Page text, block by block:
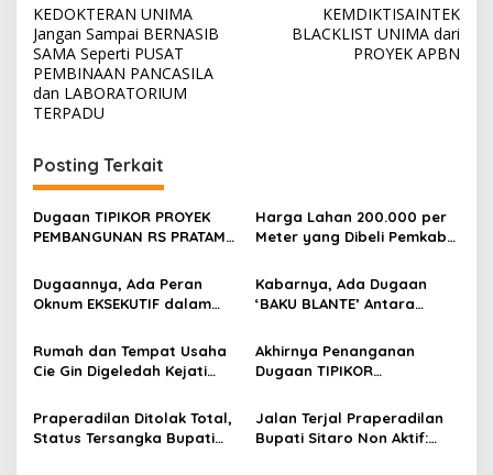
pos
KEDOKTERAN UNIMA
Jangan Sampai BERNASIB
SAMA Seperti PUSAT
PEMBINAAN PANCASILA
dan LABORATORIUM
TERPADU
KEMDIKTISAINTEK
BLACKLIST UNIMA dari
PROYEK APBN
Posting Terkait
Dugaan TIPIKOR PROYEK
PEMBANGUNAN RS PRATAMA
Nama Anggota DPRD Minut
Harga Lahan 200.000 per
Meter yang Dibeli Pemkab
Disebut Tak Masuk Akal
Dugaannya, Ada Peran
Oknum EKSEKUTIF dalam
Pembelian Lahan Milik RK di
Talaud
Kabarnya, Ada Dugaan
‘BAKU BLANTE’ Antara
TALAUD dengan
PEMBANGUNAN RS PRATAMA
DAMAU
Rumah dan Tempat Usaha
Cie Gin Digeledah Kejati
dan Dore Emas Terkait
Kasus HWR
Akhirnya Penanganan
Dugaan TIPIKOR
Talaud di Zaman Bupati E2L
Ada Perkembangan
Praperadilan Ditolak Total,
Status Tersangka Bupati
Jalan Terjal Praperadilan
Bupati Sitaro Non Aktif: